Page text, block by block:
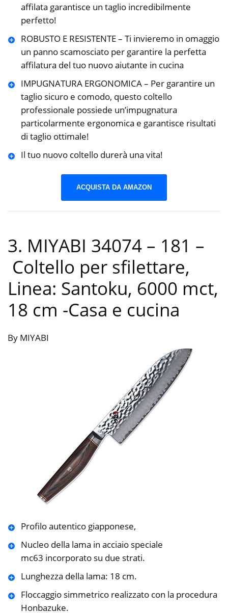
affilata garantisce un taglio incredibilmente
perfetto!
ROBUSTO E RESISTENTE – Ti invieremo in omaggio
un panno scamosciato per garantire la perfetta
affilatura del tuo nuovo aiutante in cucina
IMPUGNATURA ERGONOMICA – Per garantire un
taglio sicuro e comodo, questo coltello
professionale possiede un’impugnatura
particolarmente ergonomica e garantisce risultati
di taglio ottimale!
Il tuo nuovo coltello durerà una vita!
ACQUISTA DA AMAZON
3. MIYABI 34074 – 181 –
Coltello per sfilettare,
Linea: Santoku, 6000 mct,
18 cm -Casa e cucina
By MIYABI
Profilo autentico giapponese,
Nucleo della lama in acciaio speciale
mc63 incorporato su due strati.
Lunghezza della lama: 18 cm.
Floccaggio simmetrico realizzato con la procedura
Honbazuke.